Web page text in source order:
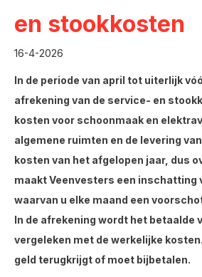
en stookkosten
16-4-2026
In de periode van april tot uiterlijk
afrekening van de service- en
kosten voor schoonmaak en
algemene ruimten en de levering
kosten van het afgelopen jaar, dus
maakt Veenvesters een inschatting
waarvan u elke maand een
In de afrekening wordt het betaalde
vergeleken met de werkelijke
geld terugkrijgt of moet bijbetalen.